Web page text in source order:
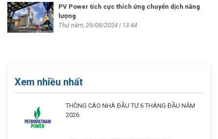
PV Power tích cực thích ứng chuyển dịch năng
lượng
Thứ năm, 29/08/2024 | 13:44
Xem nhiều nhất
THÔNG CÁO NHÀ ĐẦU TƯ 6 THÁNG ĐẦU NĂM
2026